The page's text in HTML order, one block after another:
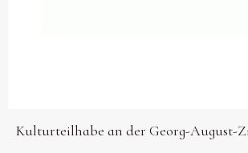
Kulturteilhabe an der Georg-August-